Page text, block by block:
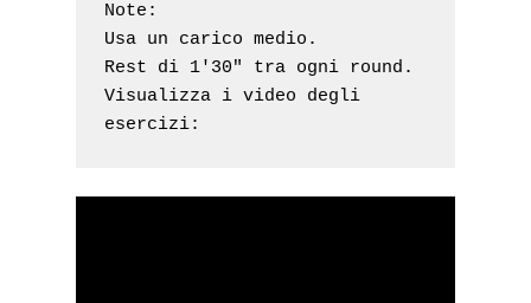
Note:
Usa un carico medio.
Rest di 1'30" tra ogni round.
Visualizza i video degli